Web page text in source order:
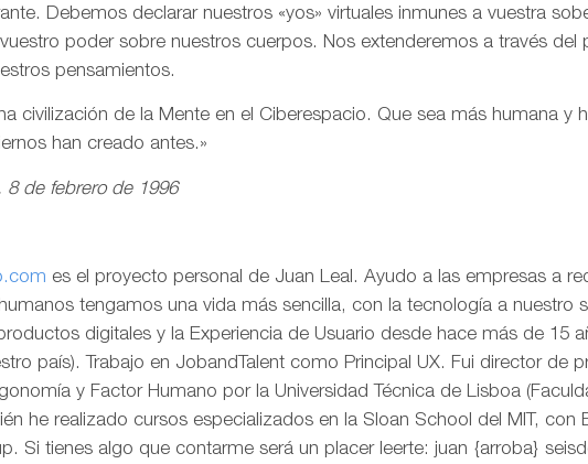
Debemos declarar nuestros «yos» virtuales inmunes a vuestra
poder sobre nuestros cuerpos. Nos extenderemos a través del
pensamientos.
civilización de la Mente en el Ciberespacio. Que sea más humana y
han creado antes.»
8 de febrero de 1996
es el proyecto personal de Juan Leal. Ayudo a las empresas a
tengamos una vida más sencilla, con la tecnología a nuestro
digitales y la Experiencia de Usuario desde hace más de 15
país). Trabajo en JobandTalent como Principal UX. Fui director de
y Factor Humano por la Universidad Técnica de Lisboa
he realizado cursos especializados en la Sloan School del MIT, con
Si tienes algo que contarme será un placer leerte: juan {arroba}